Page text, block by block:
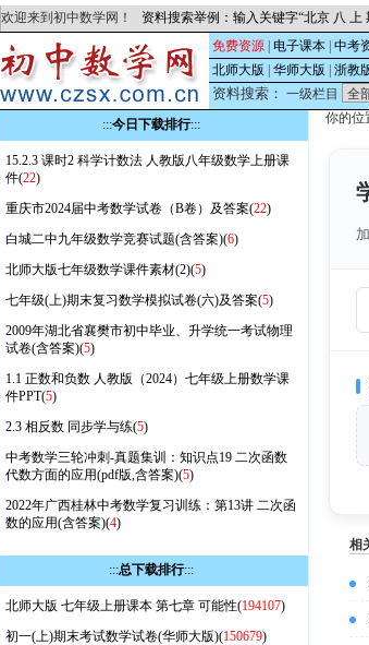
欢迎来到初中数学网！ 资料搜索举例：输入关键字“北京 八
免费资源 电子课本 中考
北师大版
华师大版 浙教
资料搜索： 一级栏目
:::今日下载排行:::
15.2.3 课时2 科学计数法 人教版八年级数学上册课
件(22)
重庆市2024届中考数学试卷（B卷）及答案(22)
白城二中九年级数学竞赛试题(含答案)(6)
北师大版七年级数学课件素材(2)(5)
七年级(上)期末复习数学模拟试卷(六)及答案(5)
2009年湖北省襄樊市初中毕业、升学统一考试物理
试卷(含答案)(5)
1.1 正数和负数 人教版（2024）七年级上册数学课
件PPT(5)
2.3 相反数 同步学与练(5)
中考数学三轮冲刺-真题集训：知识点19 二次函数
代数方面的应用(pdf版,含答案)(5)
2022年广西桂林中考数学复习训练：第13讲 二次函
数的应用(含答案)(4)
:::总下载排行:::
北师大版 七年级上册课本 第七章 可能性(194107)
初一(上)期末考试数学试卷(华师大版)(150679)
你的位
相